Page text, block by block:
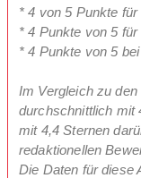
* 4 von 5 Punkte
* 4 Punkte von 5
* 4 Punkte von 5
Im Vergleich zu
durchschnittlich mit
mit 4,4 Sternen
redaktionellen
Die Daten für diese